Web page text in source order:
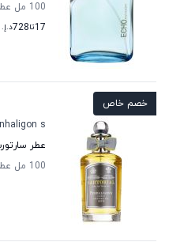
100 مل عطر
17تا728د.إ.
خصم خاص
s
عطر
100 مل عطر